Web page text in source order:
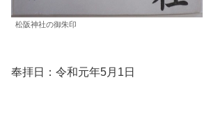
松阪神社の御朱印
奉拝日：令和元年5月1日